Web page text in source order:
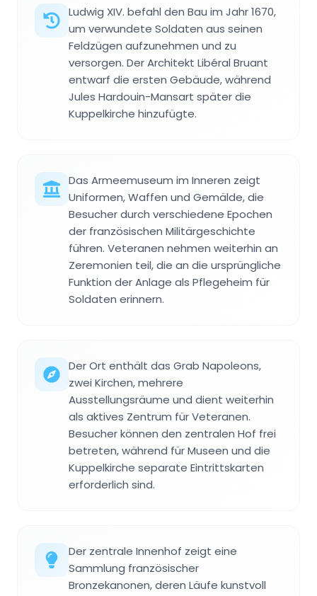
Ludwig XIV. befahl den Bau im Jahr 1670,
um verwundete Soldaten aus seinen
Feldzügen aufzunehmen und zu
versorgen. Der Architekt Libéral Bruant
entwarf die ersten Gebäude, während
Jules Hardouin-Mansart später die
Kuppelkirche hinzufügte.
Das Armeemuseum im Inneren zeigt
Uniformen, Waffen und Gemälde, die
Besucher durch verschiedene Epochen
der französischen Militärgeschichte
führen. Veteranen nehmen weiterhin an
Zeremonien teil, die an die ursprüngliche
Funktion der Anlage als Pflegeheim für
Soldaten erinnern.
Der Ort enthält das Grab Napoleons,
zwei Kirchen, mehrere
Ausstellungsräume und dient weiterhin
als aktives Zentrum für Veteranen.
Besucher können den zentralen Hof frei
betreten, während für Museen und die
Kuppelkirche separate Eintrittskarten
erforderlich sind.
Der zentrale Innenhof zeigt eine
Sammlung französischer
Bronzekanonen, deren Läufe kunstvoll